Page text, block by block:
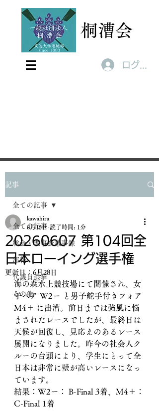
桐漕会
ログイン
記事
全ての記事
総会・理事会議事録
部報
代議員選挙
その他
全ての記事
20260607 第104回全
日本ローイング選手権
kawahira
6月15日 読了時間: 1分
更新日：6月28日
海の森水上競技場にて開催され、女
子ペア W2ー と男子舵手付きフォア
M4＋ に出漕。前日までは強風に悩
まされたレースでしたが、最終日は
天候が回復し、見応えのあるレース
展開になりました。昨今の社会人ク
ルーの台頭により、学生にとって全
日本は非常に壁が高いレースになっ
ています。
結果：W2ー： B-Final 3着、M4＋：
C-Final 1着